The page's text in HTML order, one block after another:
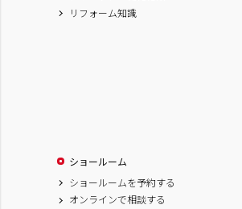
リフォーム知識
ショールーム
ショールームを予約する
オンラインで相談する